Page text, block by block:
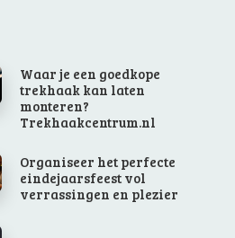
Waar je een goedkope
trekhaak kan laten
monteren?
Trekhaakcentrum.nl
Organiseer het perfecte
eindejaarsfeest vol
verrassingen en plezier